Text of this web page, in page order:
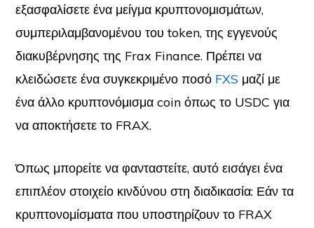
εξασφαλίσετε ένα μείγμα κρυπτονομισμάτων,
συμπεριλαμβανομένου του token, της εγγενούς
διακυβέρνησης της Frax Finance. Πρέπει να
κλειδώσετε ένα συγκεκριμένο ποσό FXS μαζί με
ένα άλλο κρυπτονόμισμα coin όπως το USDC για
να αποκτήσετε το FRAX.
Όπως μπορείτε να φανταστείτε, αυτό εισάγει ένα
επιπλέον στοιχείο κινδύνου στη διαδικασία: Εάν τα
κρυπτονομίσματα που υποστηρίζουν το FRAX